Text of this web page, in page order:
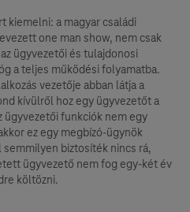
kiemelni: a magyar családi
one man show, nem csak
ügyvezetői és tulajdonosi
a teljes működési folyamatba.
vezetője abban látja a
kívülről hoz egy ügyvezetőt a
ügyvezetői funkciók nem egy
ez egy megbízó-ügynök
semmilyen biztosíték nincs rá,
ügyvezető nem fog egy-két év
költözni.